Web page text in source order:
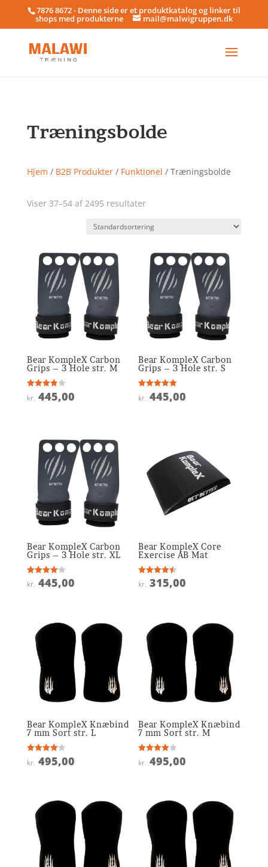
7876 8672 - Denne side er et produktkatalog og linker til
shops med produkterne mail@malwigruppen.dk
Træningsbolde
Hjem / B2B Produkter/ Funktionel / Træningsbolde
Viser 37–54 af 2495 resultater
Bear KompleX Carbon
Grips – 3 Hole str. M
Vurderet
3.9
kr. 445,00
Bear KompleX Carbon
Grips – 3 Hole str. S
Vurderet
5
kr. 445,00
Bear KompleX Carbon
Grips – 3 Hole str. XL
Vurderet
4.1
kr. 445,00
Bear KompleX Core
Exercise AB Mat
Vurderet
4.5
kr. 315,00
Bear KompleX Knæbind
7 mm Sort str. L
Vurderet
4.1
kr. 495,00
Bear KompleX Knæbind
7 mm Sort str. M
Vurderet
4
kr. 495,00